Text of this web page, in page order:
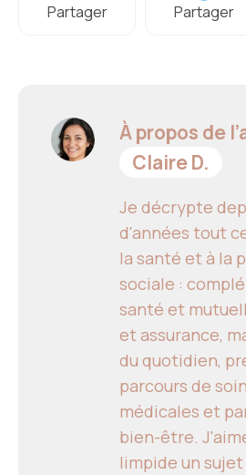
Partager Partager
À propos de
Claire D.
Je décrypte
d'années tout
la santé et à la
sociale :
santé et
et assurance,
du quotidien,
parcours de
médicales et
bien-être.
limpide un